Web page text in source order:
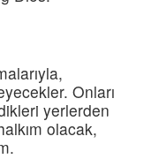
Onları
yerlerden
olacak,